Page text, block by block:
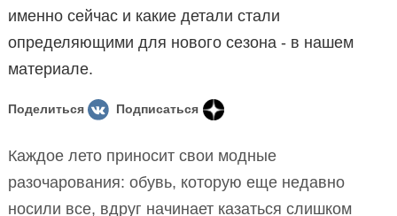
именно сейчас и какие детали стали
определяющими для нового сезона - в нашем
материале.
Поделиться Подписаться
Каждое лето приносит свои модные
разочарования: обувь, которую еще недавно
носили все, вдруг начинает казаться слишком